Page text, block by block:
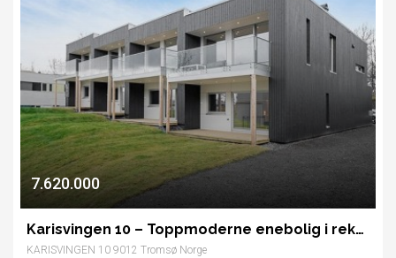
7.620.000
Karisvingen 10 – Toppmoderne enebolig i rekke – Midt på øya – Innflyttningsklart
KARISVINGEN 10 9012 Tromsø Norge